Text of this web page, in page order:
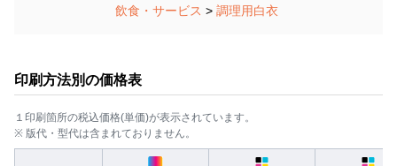
飲食・サービス > 調理用白衣
印刷方法別の価格表
１印刷箇所の税込価格(単価)が表示されています。
※ 版代・型代は含まれておりません。